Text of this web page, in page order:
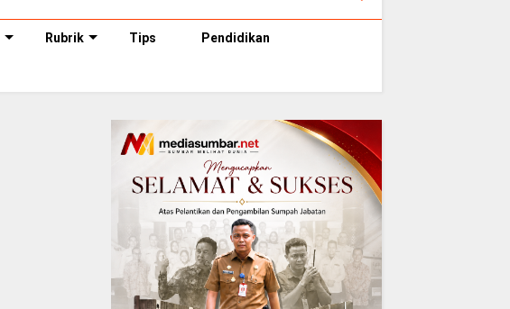
Rubrik Tips Pendidikan